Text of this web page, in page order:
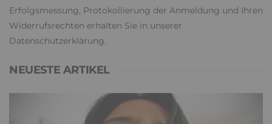
Erfolgsmessung, Protokollierung der Anmeldung und Ihren
Widerrufsrechten erhalten Sie in unserer
Datenschutzerklärung.
NEUESTE ARTIKEL